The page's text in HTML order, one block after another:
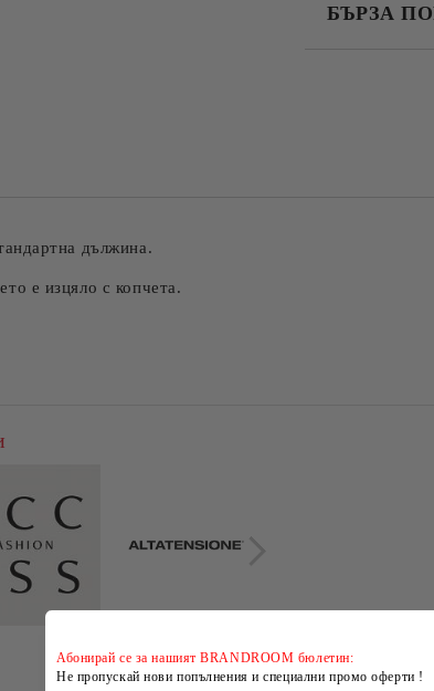
БЪРЗА
дължина.
е изцяло с копчета.
Абонирай се за нашият BRANDROOM бюлетин:
Не пропускай нови попълнения и специални промо оферти !